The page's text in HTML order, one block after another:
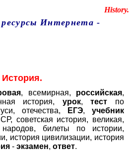
History.
Интернета -
История.
, всемирная, российская,
история, урок,тест по
отечества,
ЕГЭ, учебник
советская история, великая,
билеты по истории,
история цивилизации, история
- экзамен, ответ.